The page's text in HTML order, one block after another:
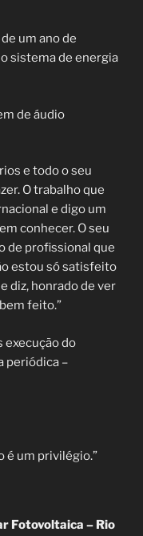
um ano de
sistema de energia
de áudio
e todo o seu
O trabalho que
e digo um
conhecer. O seu
de profissional que
estou só satisfeito
diz, honrado de ver
feito.”
execução do
periódica –
é um privilégio.”
Fotovoltaica – Rio